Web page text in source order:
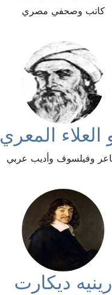
كاتب وصحفي مصري
العلاء المعري
وفيلسوف وأديب عربي
رينيه ديكارت